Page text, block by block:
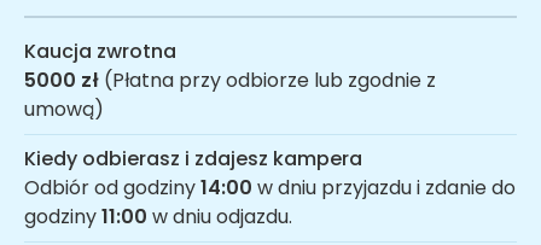
Kaucja zwrotna
5000 zł (Płatna przy odbiorze lub zgodnie z
umową)
Kiedy odbierasz i zdajesz kampera
Odbiór od godziny14:00 w dniu przyjazdu i zdanie do
godziny11:00 w dniu odjazdu.